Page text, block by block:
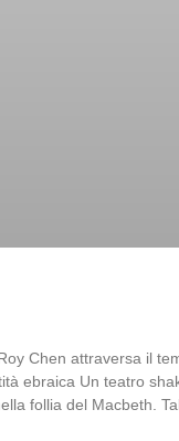
Chen attraversa il
ebraica Un teatro
follia del Macbeth.